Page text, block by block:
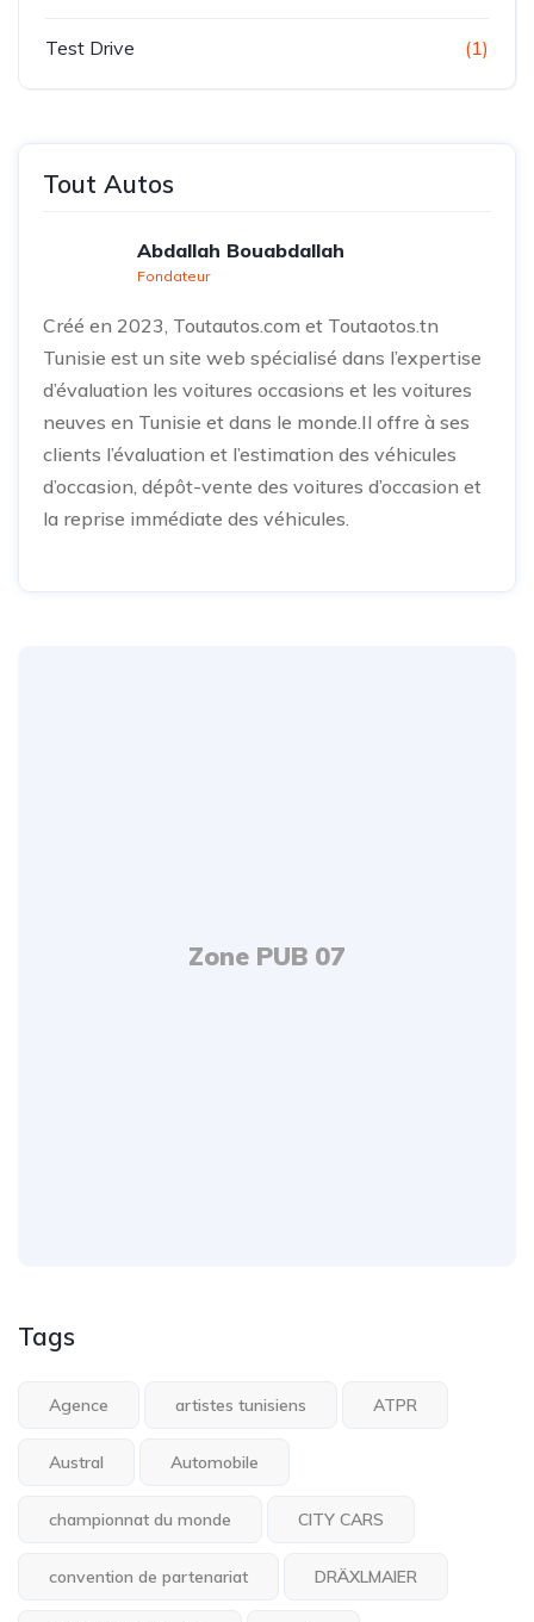
Test Drive (1)
Tout Autos
Abdallah Bouabdallah
Fondateur
Créé en 2023, Toutautos.com et Toutaotos.tn
Tunisie est un site web spécialisé dans l’expertise
d’évaluation les voitures occasions et les voitures
neuves en Tunisie et dans le monde.Il offre à ses
clients l’évaluation et l’estimation des véhicules
d’occasion, dépôt-vente des voitures d’occasion et
la reprise immédiate des véhicules.
Zone PUB 07
Tags
Agence artistes tunisiens ATPR
Austral Automobile
championnat du monde CITY CARS
convention de partenariat DRÄXLMAIER